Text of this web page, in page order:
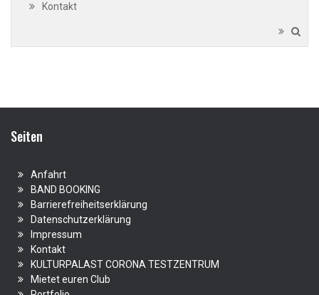
Kontakt
Seiten
Anfahrt
BAND BOOKING
Barrierefreiheitserklärung
Datenschutzerklärung
Impressum
Kontakt
KULTURPALAST CORONA TESTZENTRUM
Mietet euren Club